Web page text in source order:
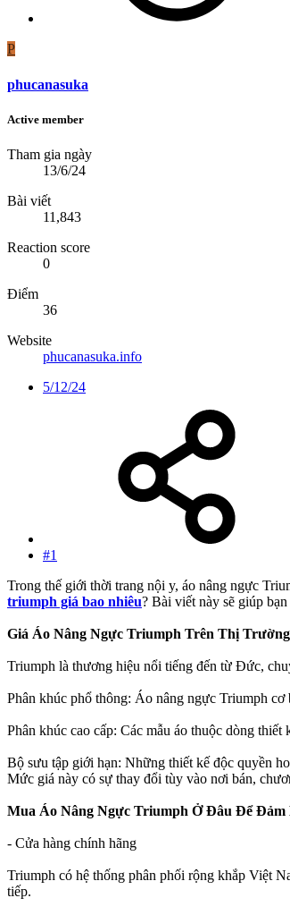
P
phucanasuka
Active member
Tham gia ngày
13/6/24
Bài viết
11,843
Reaction score
0
Điểm
36
Website
phucanasuka.info
5/12/24
#1
Trong thế giới thời trang nội y, áo nâng ngực
triumph giá bao nhiêu? Bài viết này sẽ giúp
Giá Áo Nâng Ngực Triumph Trên Thị Trường
Triumph là thương hiệu nổi tiếng đến từ Đức,
Phân khúc phổ thông: Áo nâng ngực Triumph
Phân khúc cao cấp: Các mẫu áo thuộc dòng
Bộ sưu tập giới hạn: Những thiết kế độc quyền
Mức giá này có sự thay đổi tùy vào nơi bán,
Mua Áo Nâng Ngực Triumph Ở Đâu Để Đảm
- Cửa hàng chính hãng
Triumph có hệ thống phân phối rộng khắp Việt
tiếp.